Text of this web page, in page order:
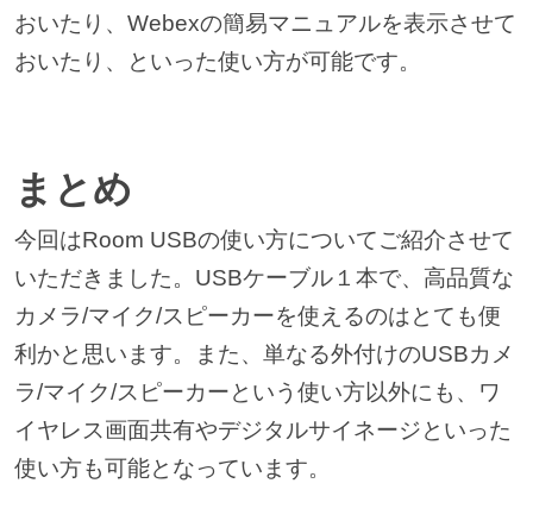
おいたり、Webexの簡易マニュアルを表示させて
おいたり、といった使い方が可能です。
まとめ
今回はRoom USBの使い方についてご紹介させて
いただきました。USBケーブル１本で、高品質な
カメラ/マイク/スピーカーを使えるのはとても便
利かと思います。また、単なる外付けのUSBカメ
ラ/マイク/スピーカーという使い方以外にも、ワ
イヤレス画面共有やデジタルサイネージといった
使い方も可能となっています。